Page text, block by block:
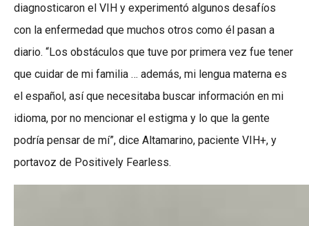
diagnosticaron el VIH y experimentó algunos desafíos
con la enfermedad que muchos otros como él pasan a
diario. “Los obstáculos que tuve por primera vez fue tener
que cuidar de mi familia … además, mi lengua materna es
el español, así que necesitaba buscar información en mi
idioma, por no mencionar el estigma y lo que la gente
podría pensar de mí”, dice Altamarino, paciente VIH+, y
portavoz de Positively Fearless.